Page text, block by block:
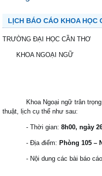
LỊCH BÁO CÁO KHOA
TRƯỜNG ĐẠI HỌC CẦN THƠ
KHOA NGOẠI NGỮ
LỊCH BÁO CÁO
Khoa Ngoại ngữ trân trọng
thuật, lịch cụ thể như sau:
- Thời gian: 8h00, ngày
- Địa điểm: Phòng 105 –
- Nội dung các bài báo